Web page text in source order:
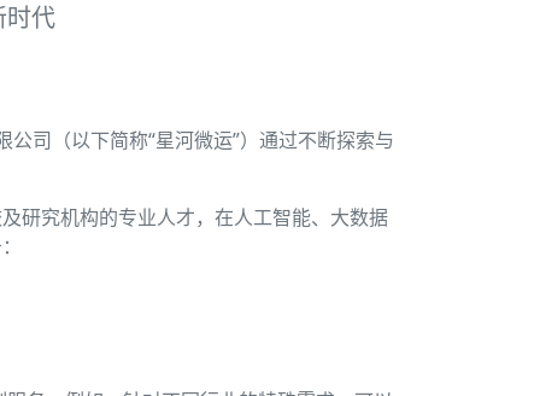
时代
司（以下简称“星河微运”）通过不断探索与
研究机构的专业人才，在人工智能、大数据